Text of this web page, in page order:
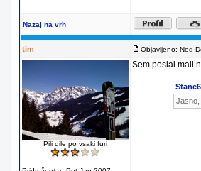
Nazaj na vrh
tim Objavljeno: Ned
Pili dile po vsaki furi
Sem poslal mail
Jasno,